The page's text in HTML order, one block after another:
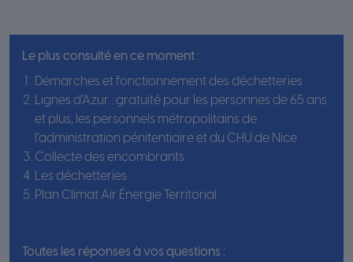
Le plus consulté en ce moment :
Démarches et fonctionnement des déchetteries
Lignes d’Azur : gratuité pour les personnes de 65 ans
et plus, les personnels métropolitains de
l’administration pénitentiaire et du CHU de Nice
Collecte des encombrants
Les déchetteries
Plan Climat Air Énergie Territorial
Toutes les réponses à vos questions :